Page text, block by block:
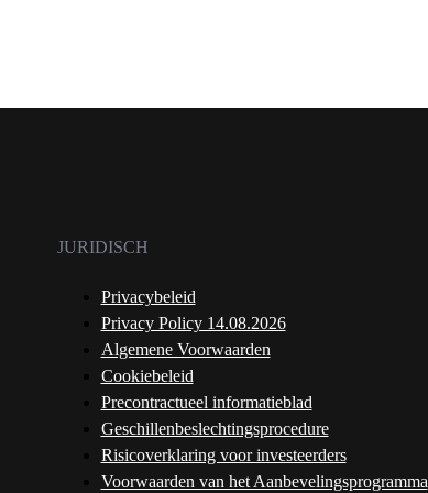
JURIDISCH
Privacybeleid
Privacy Policy 14.08.2026
Algemene Voorwaarden
Cookiebeleid
Precontractueel informatieblad
Geschillenbeslechtingsprocedure
Risicoverklaring voor investeerders
Voorwaarden van het Aanbevelingsprogramma